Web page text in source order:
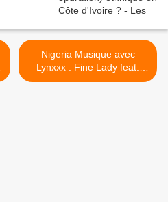
Nigeria Musique avec
Lynxxx : Fine Lady feat.
Wizkid >